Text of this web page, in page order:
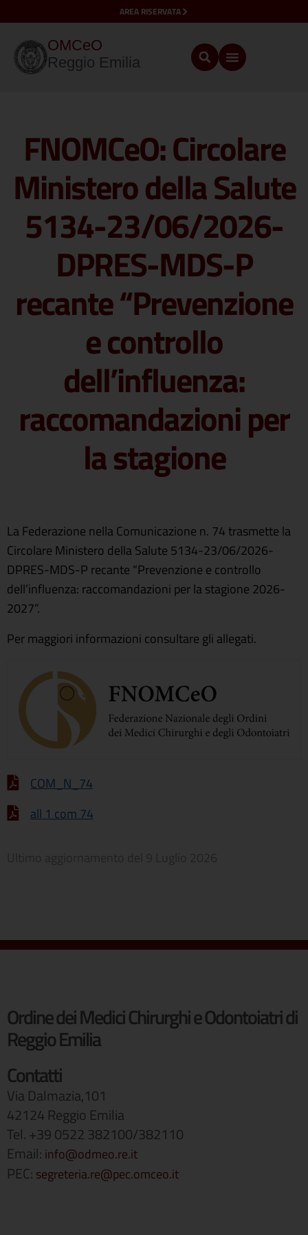
AREA RISERVATA
OMCeO
Reggio Emilia
FNOMCeO: Circolare
Ministero della Salute
5134-23/06/2026-
DPRES-MDS-P
recante “Prevenzione
e controllo
dell’influenza:
raccomandazioni per
la stagione
La Federazione nella Comunicazione n. 74 trasmette la
Circolare Ministero della Salute 5134-23/06/2026-
DPRES-MDS-P recante “Prevenzione e controllo
dell’influenza: raccomandazioni per la stagione 2026-
2027”.
Per maggiori informazioni consultare gli allegati.
COM_N_74
all 1 com 74
Ordine dei Medici Chirurghi e Odontoiatri di
Reggio Emilia
Contatti
Via Dalmazia,101
42124 Reggio Emilia
Tel. +39 0522 382100/382110
Email: info@odmeo.re.it
PEC: segreteria.re@pec.omceo.it